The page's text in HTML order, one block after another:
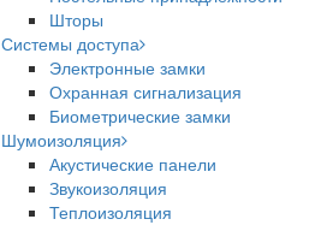
Шторы
Системы доступа
Электронные замки
Охранная сигнализация
Биометрические замки
Шумоизоляция
Акустические панели
Звукоизоляция
Теплоизоляция